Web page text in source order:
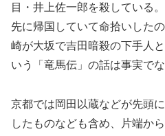
目・井上佐一郎を殺している
先に帰国していて命拾いした
崎が大坂で吉田暗殺の下手人
いう「竜馬伝」の話は事実でな
京都では岡田以蔵などが先頭
したものなども含め、片端か